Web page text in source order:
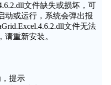
文件缺失或损坏，可
动或运行，系统会弹出报
文件无法
重新安装。
提示